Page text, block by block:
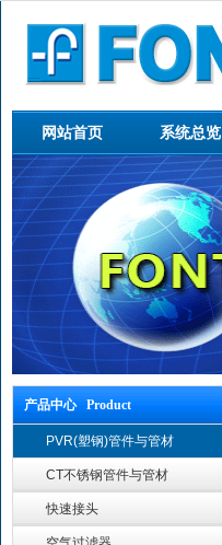
网站首页 系统总览
产品中心 Product
PVR(塑钢)管件与管材
CT不锈钢管件与管材
快速接头